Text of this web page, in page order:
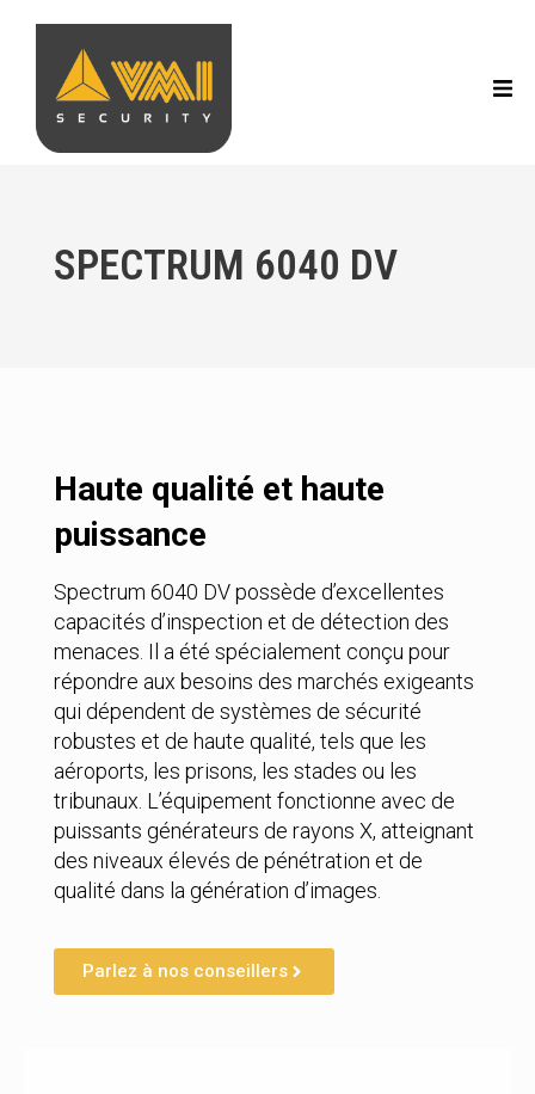
SPECTRUM 6040 DV
Haute qualité et haute
puissance
Spectrum 6040 DV possède d’excellentes
capacités d’inspection et de détection des
menaces. Il a été spécialement conçu pour
répondre aux besoins des marchés exigeants
qui dépendent de systèmes de sécurité
robustes et de haute qualité, tels que les
aéroports, les prisons, les stades ou les
tribunaux. L’équipement fonctionne avec de
puissants générateurs de rayons X, atteignant
des niveaux élevés de pénétration et de
qualité dans la génération d’images.
Parlez à nos conseillers